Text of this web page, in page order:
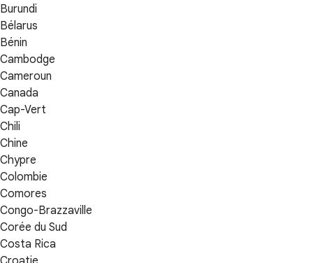
Burundi
Bélarus
Bénin
Cambodge
Cameroun
Canada
Cap-Vert
Chili
Chine
Chypre
Colombie
Comores
Congo-Brazzaville
Corée du Sud
Costa Rica